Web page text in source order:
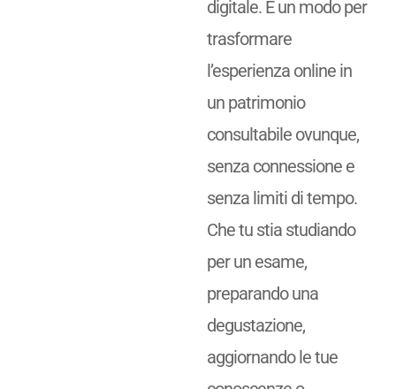
digitale. È un modo per
trasformare
l’esperienza online in
un patrimonio
consultabile ovunque,
senza connessione e
senza limiti di tempo.
Che tu stia studiando
per un esame,
preparando una
degustazione,
aggiornando le tue